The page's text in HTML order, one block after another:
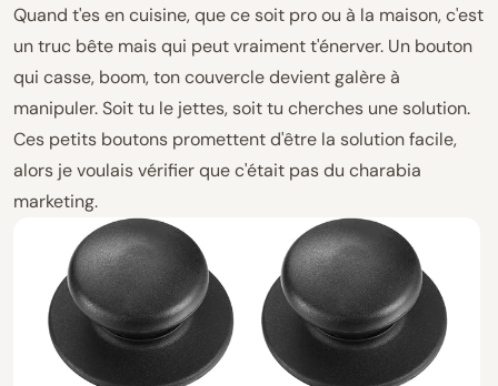
Quand t'es en cuisine, que ce soit pro ou à la maison, c'est
un truc bête mais qui peut vraiment t'énerver. Un bouton
qui casse, boom, ton couvercle devient galère à
manipuler. Soit tu le jettes, soit tu cherches une solution.
Ces petits boutons promettent d'être la solution facile,
alors je voulais vérifier que c'était pas du charabia
marketing.